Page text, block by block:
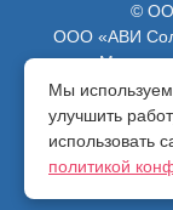
©
ООО «АВИ
ИНН
Мы
улучшить
использовать
политикой